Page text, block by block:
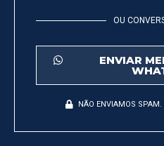
OU
ENVIAR
NÃO ENVIAMOS